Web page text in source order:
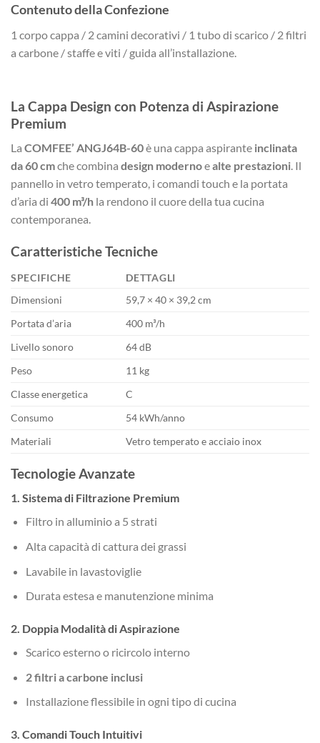
Contenuto della Confezione
1 corpo cappa / 2 camini decorativi / 1 tubo di scarico / 2 filtri
a carbone / staffe e viti / guida all’installazione.
La Cappa Design con Potenza di Aspirazione
Premium
La COMFEE’ ANGJ64B-60è una cappa aspirante inclinata
da 60 cmche combina design modernoealte prestazioni. Il
pannello in vetro temperato, i comandi touch e la portata
d’aria di 400 m³/h la rendono il cuore della tua cucina
contemporanea.
Caratteristiche Tecniche
SPECIFICHE
DETTAGLI
Dimensioni
59,7 × 40 × 39,2 cm
Portata d’aria
400 m³/h
Livello sonoro
64 dB
Peso
11 kg
Classe energetica
C
Consumo
54 kWh/anno
Materiali
Vetro temperato e acciaio inox
Tecnologie Avanzate
1. Sistema di Filtrazione Premium
Filtro in alluminio a 5 strati
Alta capacità di cattura dei grassi
Lavabile in lavastoviglie
Durata estesa e manutenzione minima
2. Doppia Modalità di Aspirazione
Scarico esterno o ricircolo interno
2 filtri a carbone inclusi
Installazione flessibile in ogni tipo di cucina
3. Comandi Touch Intuitivi